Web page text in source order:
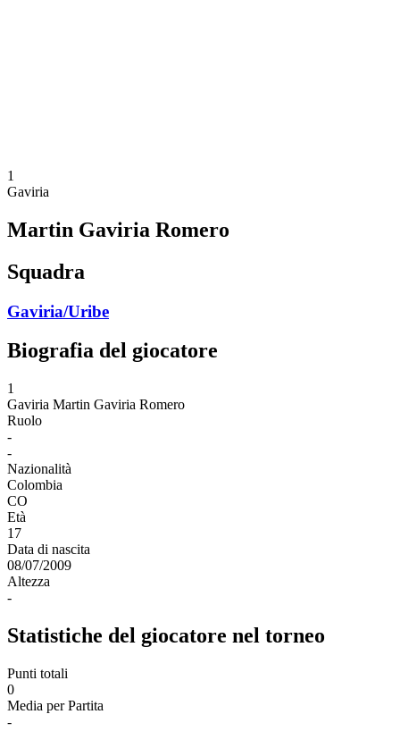
1
Gaviria
Martin Gaviria Romero
Squadra
Gaviria/Uribe
Biografia del giocatore
1
Gaviria Martin Gaviria Romero
Ruolo
-
-
Nazionalità
Colombia
CO
Età
17
Data di nascita
08/07/2009
Altezza
-
Statistiche del giocatore nel torneo
Punti totali
0
Media per Partita
-